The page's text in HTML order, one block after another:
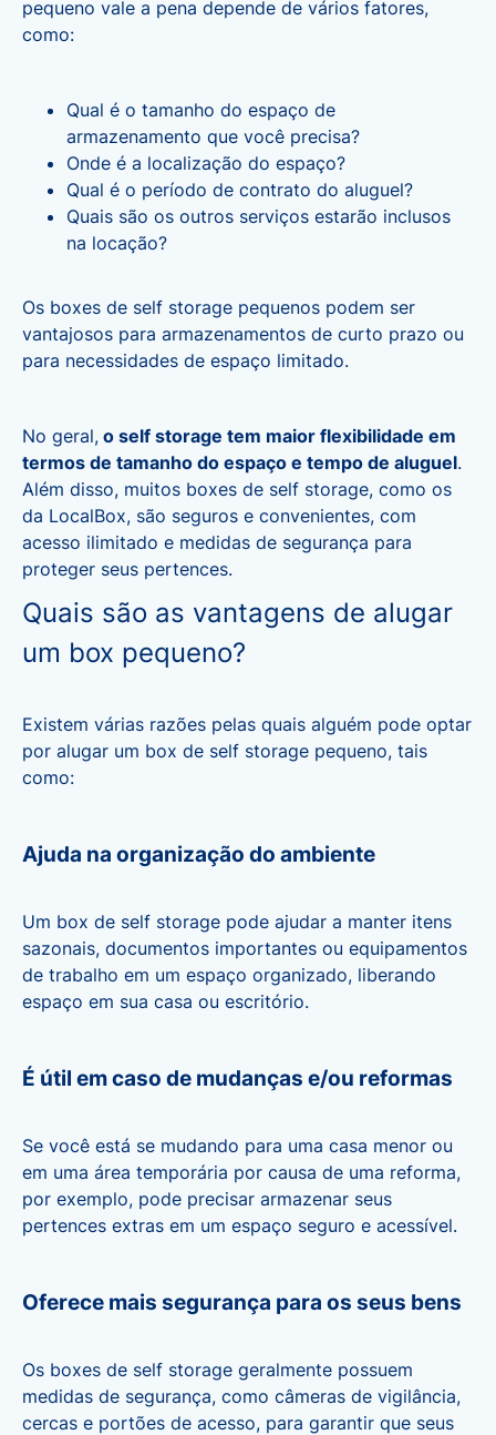
pequeno vale a pena depende de vários fatores,
como:
Qual é o tamanho do espaço de
armazenamento que você precisa?
Onde é a localização do espaço?
Qual é o período de contrato do aluguel?
Quais são os outros serviços estarão inclusos
na locação?
Os boxes de self storage pequenos podem ser
vantajosos para armazenamentos de curto prazo ou
para necessidades de espaço limitado.
No geral, o self storage tem maior flexibilidade em
termos de tamanho do espaço e tempo de aluguel.
Além disso, muitos boxes de self storage, como os
da LocalBox, são seguros e convenientes, com
acesso ilimitado e medidas de segurança para
proteger seus pertences.
Quais são as vantagens de alugar
um box pequeno?
Existem várias razões pelas quais alguém pode optar
por alugar um box de self storage pequeno, tais
como:
Ajuda na organização do ambiente
Um box de self storage pode ajudar a manter itens
sazonais, documentos importantes ou equipamentos
de trabalho em um espaço organizado, liberando
espaço em sua casa ou escritório.
É útil em caso de mudanças e/ou reformas
Se você está se mudando para uma casa menor ou
em uma área temporária por causa de uma reforma,
por exemplo, pode precisar armazenar seus
pertences extras em um espaço seguro e acessível.
Oferece mais segurança para os seus bens
Os boxes de self storage geralmente possuem
medidas de segurança, como câmeras de vigilância,
cercas e portões de acesso, para garantir que seus